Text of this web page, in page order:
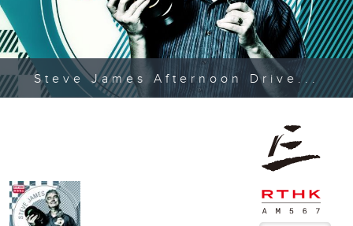
Steve James Afternoon Drive...